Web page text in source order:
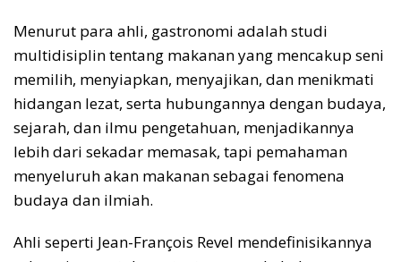
Menurut para ahli, gastronomi adalah studi
multidisiplin tentang makanan yang mencakup seni
memilih, menyiapkan, menyajikan, dan menikmati
hidangan lezat, serta hubungannya dengan budaya,
sejarah, dan ilmu pengetahuan, menjadikannya
lebih dari sekadar memasak, tapi pemahaman
menyeluruh akan makanan sebagai fenomena
budaya dan ilmiah.
Ahli seperti Jean-François Revel mendefinisikannya